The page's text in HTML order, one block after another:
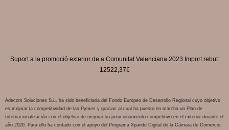
Suport a la promoció exterior de a Comunitat Valenciana 2023 Import rebut:
12522,37€
Adecom Soluciones S.L. ha sido beneficiaria del Fondo Europeo de Desarrollo Regional cuyo objetivo
es mejorar la competitividad de las Pymes y gracias al cual ha puesto en marcha un Plan de
Internacionalización con el objetivo de mejorar su posicionamiento competitivo en el exterior durante el
año 2020. Para ello ha contado con el apoyo del Programa Xpande Digital de la Cámara de Comercio